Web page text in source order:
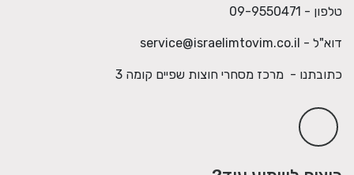
טלפון - 09-9550471
דוא"ל - service@israelimtovim.co.il
כתובתנו - מרכז מסחרי חוצות שפיים קומה 3